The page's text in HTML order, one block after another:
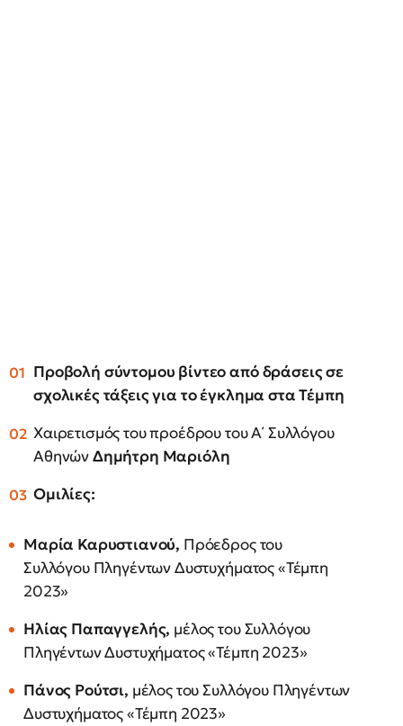
Προβολή σύντομου βίντεο από δράσεις σε
σχολικές τάξεις για το έγκλημα στα Τέμπη
Χαιρετισμός του προέδρου του Α΄ Συλλόγου
ΑθηνώνΔημήτρη Μαριόλη
Ομιλίες:
Μαρία Καρυστιανού, Πρόεδρος του
Συλλόγου Πληγέντων Δυστυχήματος «Τέμπη
2023»
Ηλίας Παπαγγελής, μέλος του Συλλόγου
Πληγέντων Δυστυχήματος «Τέμπη 2023»
Πάνος Ρούτσι, μέλος του Συλλόγου Πληγέντων
Δυστυχήματος «Τέμπη 2023»